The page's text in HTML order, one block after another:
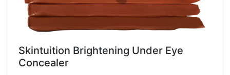
Skintuition Brightening Under Eye
Concealer